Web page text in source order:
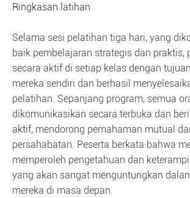
Ringkasan latihan
Selama sesi pelatihan tiga hari, yang
baik pembelajaran strategis dan praktis,
secara aktif di setiap kelas dengan
mereka sendiri dan berhasil
pelatihan. Sepanjang program, semua
dikomunikasikan secara terbuka dan
aktif, mendorong pemahaman mutual
persahabatan. Peserta berkata bahwa
memperoleh pengetahuan dan
yang akan sangat menguntungkan
mereka di masa depan.